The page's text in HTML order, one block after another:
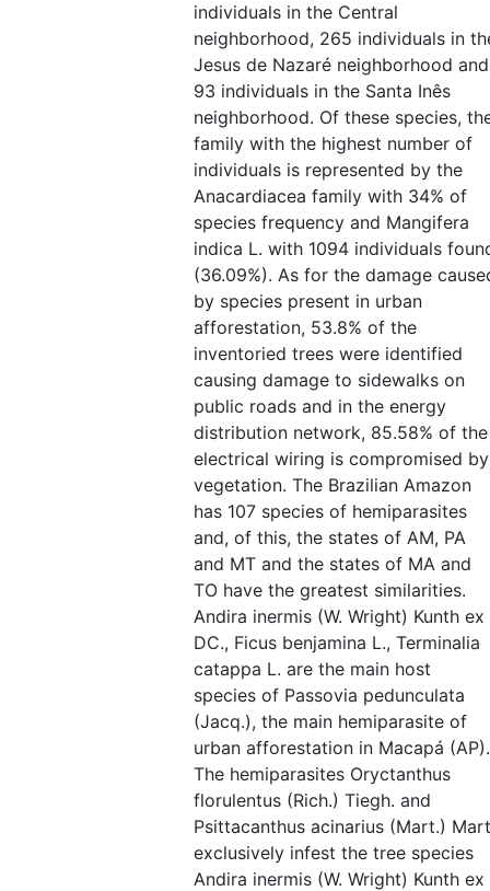
individuals in the Central
neighborhood, 265 individuals in
Jesus de Nazaré neighborhood and
93 individuals in the Santa Inês
neighborhood. Of these species,
family with the highest number of
individuals is represented by the
Anacardiacea family with 34% of
species frequency and Mangifera
indica L. with 1094 individuals
(36.09%). As for the damage
by species present in urban
afforestation, 53.8% of the
inventoried trees were identified
causing damage to sidewalks on
public roads and in the energy
distribution network, 85.58% of the
electrical wiring is compromised by
vegetation. The Brazilian Amazon
has 107 species of hemiparasites
and, of this, the states of AM, PA
and MT and the states of MA and
TO have the greatest similarities.
Andira inermis (W. Wright) Kunth ex
DC., Ficus benjamina L., Terminalia
catappa L. are the main host
species of Passovia pedunculata
(Jacq.), the main hemiparasite of
urban afforestation in Macapá (AP).
The hemiparasites Oryctanthus
florulentus (Rich.) Tiegh. and
Psittacanthus acinarius (Mart.)
exclusively infest the tree species
Andira inermis (W. Wright) Kunth ex